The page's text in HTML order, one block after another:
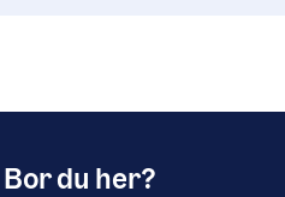
Bor du her?